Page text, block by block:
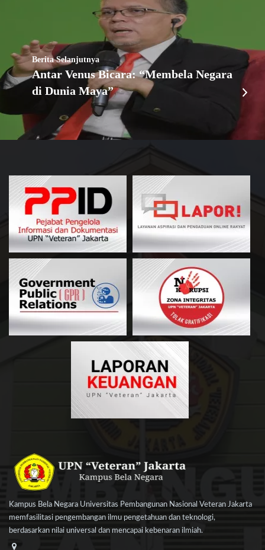
Berita Selanjutnya
Antar Venus Bicara: “Membela Negara
di Dunia Maya”
Kampus Bela Negara Universitas Pembangunan Nasional Veteran Jakarta
memfasilitasi pengembangan ilmu pengetahuan dan teknologi,
berdasarkan nilai universal dan mencapai kebenaran ilmiah.